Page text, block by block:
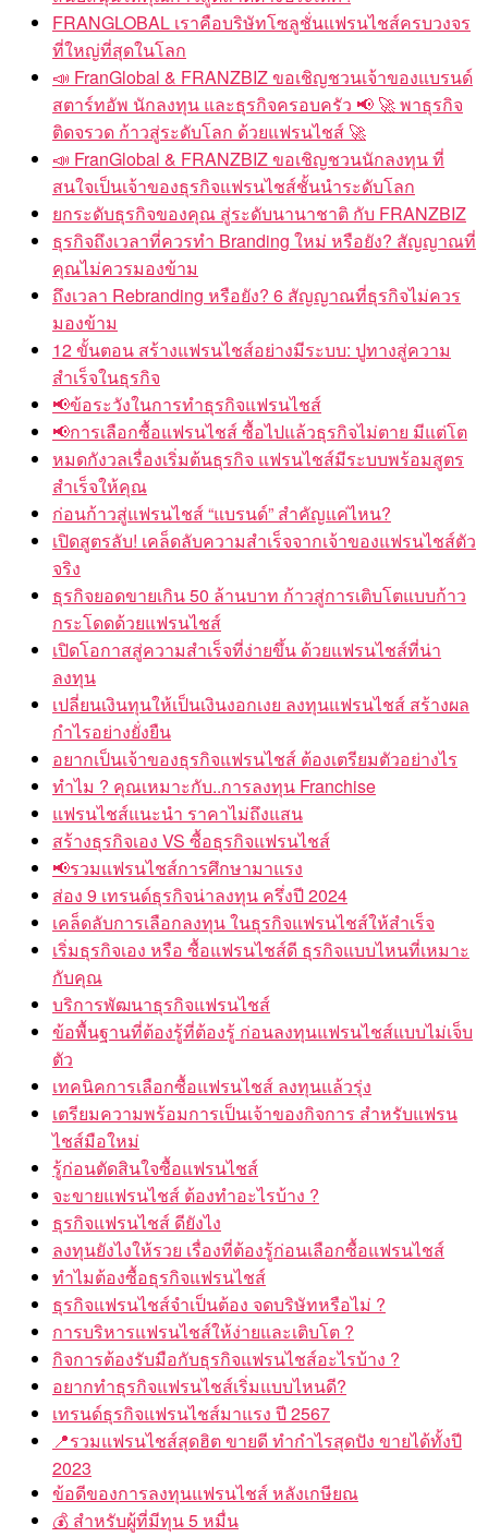
FRANGLOBAL เราคือบริษัทโซลูชั่นแฟรนไชส์ครบวงจร
ที่ใหญ่ที่สุดในโลก
📣 FranGlobal & FRANZBIZ ขอเชิญชวนเจ้าของแบรนด์
สตาร์ทอัพ นักลงทุน และธุรกิจครอบครัว 📢 🚀 พาธุรกิจ
ติดจรวด ก้าวสู่ระดับโลก ด้วยแฟรนไชส์ 🚀
📣 FranGlobal & FRANZBIZ ขอเชิญชวนนักลงทุน ที่
สนใจเป็นเจ้าของธุรกิจแฟรนไชส์ชั้นนำระดับโลก
ยกระดับธุรกิจของคุณ สู่ระดับนานาชาติ กับ FRANZBIZ
ธุรกิจถึงเวลาที่ควรทำ Branding ใหม่ หรือยัง? สัญญาณที่
คุณไม่ควรมองข้าม
ถึงเวลา Rebranding หรือยัง? 6 สัญญาณที่ธุรกิจไม่ควร
มองข้าม
12 ขั้นตอน สร้างแฟรนไชส์อย่างมีระบบ: ปูทางสู่ความ
สำเร็จในธุรกิจ
📢ข้อระวังในการทำธุรกิจแฟรนไชส์
📢การเลือกซื้อแฟรนไชส์ ซื้อไปแล้วธุรกิจไม่ตาย มีแต่โต
หมดกังวลเรื่องเริ่มต้นธุรกิจ แฟรนไชส์มีระบบพร้อมสูตร
สำเร็จให้คุณ
ก่อนก้าวสู่แฟรนไชส์ “แบรนด์” สำคัญแค่ไหน?
เปิดสูตรลับ! เคล็ดลับความสำเร็จจากเจ้าของแฟรนไชส์ตัว
จริง
ธุรกิจยอดขายเกิน 50 ล้านบาท ก้าวสู่การเติบโตแบบก้าว
กระโดดด้วยแฟรนไชส์
เปิดโอกาสสู่ความสำเร็จที่ง่ายขึ้น ด้วยแฟรนไชส์ที่น่า
ลงทุน
เปลี่ยนเงินทุนให้เป็นเงินงอกเงย ลงทุนแฟรนไชส์ สร้างผล
กำไรอย่างยั่งยืน
อยากเป็นเจ้าของธุรกิจแฟรนไชส์ ต้องเตรียมตัวอย่างไร
ทำไม ? คุณเหมาะกับ..การลงทุน Franchise
แฟรนไชส์แนะนำ ราคาไม่ถึงแสน
สร้างธุรกิจเอง VS ซื้อธุรกิจแฟรนไชส์
📢รวมแฟรนไชส์การศึกษามาแรง
ส่อง 9 เทรนด์ธุรกิจน่าลงทุน ครึ่งปี 2024
เคล็ดลับการเลือกลงทุน ในธุรกิจแฟรนไชส์ให้สำเร็จ
เริ่มธุรกิจเอง หรือ ซื้อแฟรนไชส์ดี ธุรกิจแบบไหนที่เหมาะ
กับคุณ
บริการพัฒนาธุรกิจแฟรนไชส์
ข้อพื้นฐานที่ต้องรู้ที่ต้องรู้ ก่อนลงทุนแฟรนไชส์แบบไม่เจ็บ
ตัว
เทคนิคการเลือกซื้อแฟรนไชส์ ลงทุนแล้วรุ่ง
เตรียมความพร้อมการเป็นเจ้าของกิจการ สำหรับแฟรน
ไชส์มือใหม่
รู้ก่อนตัดสินใจซื้อแฟรนไชส์
จะขายแฟรนไชส์ ต้องทำอะไรบ้าง ?
ธุรกิจแฟรนไชส์ ดียังไง
ลงทุนยังไงให้รวย เรื่องที่ต้องรู้ก่อนเลือกซื้อแฟรนไชส์
ทำไมต้องซื้อธุรกิจแฟรนไชส์
ธุรกิจแฟรนไชส์จำเป็นต้อง จดบริษัทหรือไม่ ?
การบริหารแฟรนไชส์ให้ง่ายและเติบโต ?
กิจการต้องรับมือกับธุรกิจแฟรนไชส์อะไรบ้าง ?
อยากทำธุรกิจแฟรนไชส์เริ่มแบบไหนดี?
เทรนด์ธุรกิจแฟรนไชส์มาแรง ปี 2567
📍รวมแฟรนไชส์สุดฮิต ขายดี ทำกำไรสุดปัง ขายได้ทั้งปี
2023
ข้อดีของการลงทุนแฟรนไชส์ หลังเกษียณ
💰 สำหรับผู้ที่มีทุน 5 หมื่น